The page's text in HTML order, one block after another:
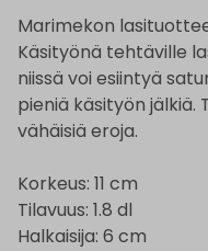
Marimekon
Käsityönä tehtäville
niissä voi esiintyä
pieniä käsityön jälkiä.
vähäisiä eroja.
Korkeus: 11 cm
Tilavuus: 1.8 dl
Halkaisija: 6 cm